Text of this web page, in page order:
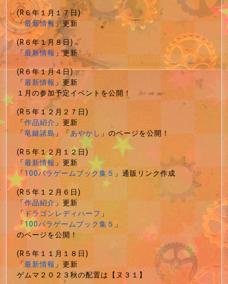
(R６年１月１７日)
「最新情報」更新
(R６年１月８日)
「最新情報」更新
(R６年１月４日)
「最新情報」更新
１月の参加予定イベントを公開！
(R５年１２月２７日)
「作品紹介」更新
「竜鍵諸島」「あやかし」のページを公開！
(R５年１２月１２日)
「最新情報」更新
「100パラゲームブック集５ 」通販リンク作成
(R５年１２月６日)
「作品紹介」更新
「ドラゴンレディハーフ」
「100パラゲームブック集５ 」
のページを公開！
(R５年１１月１８日)
「最新情報」更新
ゲムマ２０２３秋の配置は【ヌ３１】